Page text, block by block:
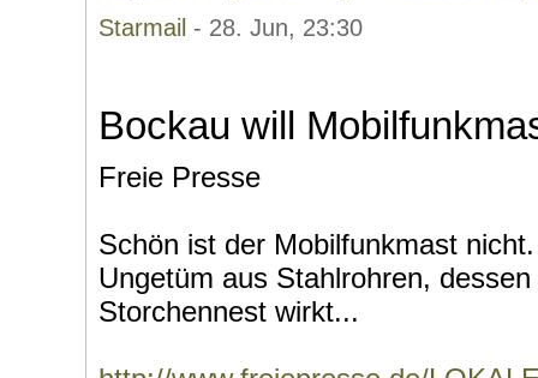
Starmail - 28. Jun, 23:30
Bockau will
Freie Presse
Schön ist der Mobilfunkmast
Ungetüm aus Stahlrohren,
Storchennest wirkt...